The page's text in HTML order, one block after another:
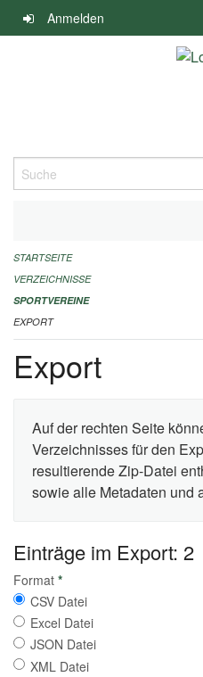
Navigation
überspringen
Anmelden
Suche
ALLGEMEINE INFORMATIONEN
FINANZIELLE UNTERSTÜTZUNG
KONTAKT
STARTSEITE
VERZEICHNISSE
SPORTVEREINE
EXPORT
Export
Auf der rechten Seite
Verzeichnisses für den
resultierende Zip-Datei
sowie alle Metadaten und
Einträge im Export: 2
Format *
CSV Datei
Excel Datei
JSON Datei
XML Datei